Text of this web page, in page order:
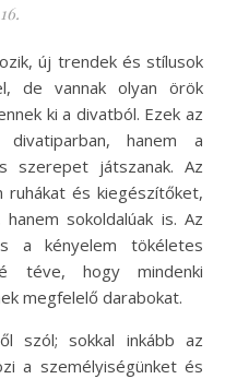
de vannak olyan örök
ki a divatból. Ezek az
hanem a
szerepet játszanak. Az
ruhákat és kiegészítőket,
sokoldalúak is. Az
a kényelem tökéletes
téve, hogy mindenki
megfelelő darabokat.
szól; sokkal inkább az
a személyiségünket és